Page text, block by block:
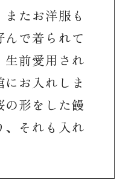
またお洋服も
んで着られて
生前愛用され
にお入れしま
の形をした饅
、それも入れ